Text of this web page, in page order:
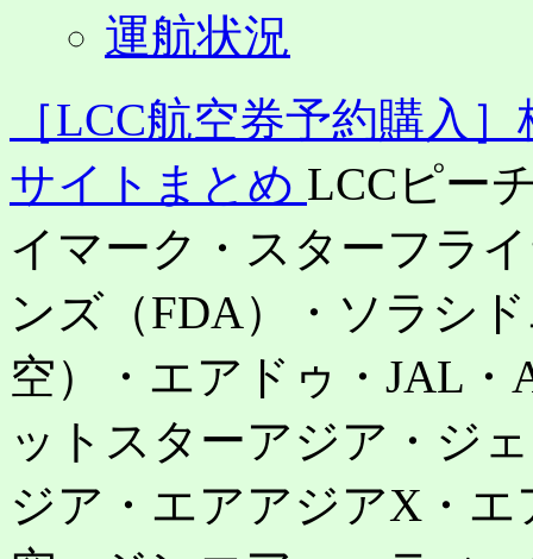
運航状況
［LCC航空券予約購入
サイトまとめ LCCピー
イマーク・スターフラ
ンズ（FDA）・ソラシ
空）・エアドゥ・JAL
ットスターアジア・ジ
ジア・エアアジアX・